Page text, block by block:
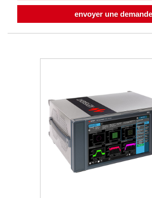
envoyer une demande